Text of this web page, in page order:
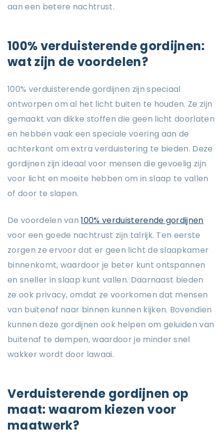
aan een betere nachtrust.
100% verduisterende gordijnen:
wat zijn de voordelen?
100% verduisterende gordijnen zijn speciaal
ontworpen om al het licht buiten te houden. Ze zijn
gemaakt van dikke stoffen die geen licht doorlaten
en hebben vaak een speciale voering aan de
achterkant om extra verduistering te bieden. Deze
gordijnen zijn ideaal voor mensen die gevoelig zijn
voor licht en moeite hebben om in slaap te vallen
of door te slapen.
De voordelen van100% verduisterende gordijnen
voor een goede nachtrust zijn talrijk. Ten eerste
zorgen ze ervoor dat er geen licht de slaapkamer
binnenkomt, waardoor je beter kunt ontspannen
en sneller in slaap kunt vallen. Daarnaast bieden
ze ook privacy, omdat ze voorkomen dat mensen
van buitenaf naar binnen kunnen kijken. Bovendien
kunnen deze gordijnen ook helpen om geluiden van
buitenaf te dempen, waardoor je minder snel
wakker wordt door lawaai.
Verduisterende gordijnen op
maat: waarom kiezen voor
maatwerk?